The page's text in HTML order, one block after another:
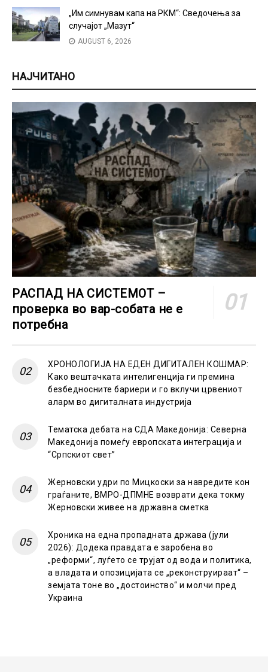
„Им симнувам капа на РКМ“: Сведочења за
случајот „Мазут“
AUGUST 6, 2026
НАЈЧИТАНО
РАСПАД НА СИСТЕМОТ –
проверка во вар-собата не е
потребна
ХРОНОЛОГИЈА НА ЕДЕН ДИГИТАЛЕН КОШМАР:
Како вештачката интелигенција ги премина
безбедносните бариери и го вклучи црвениот
аларм во дигиталната индустрија
Тематска дебата на СДА Македонија: Северна
Македонија помеѓу европската интеграција и
“Српскиот свет”
Жерновски удри по Мицкоски за навредите кон
граѓаните, ВМРО-ДПМНЕ возврати дека токму
Жерновски живее на државна сметка
Хроника на една пропадната држава (јули
2026): Додека правдата е заробена во
„реформи“, луѓето се трујат од вода и политика,
а владата и опозицијата се „реконструираат“ –
земјата тоне во „достоинство“ и молчи пред
Украина